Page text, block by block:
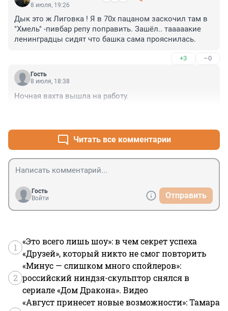
8 июля, 19:26
Дык это ж Лиговка ! Я в 70х пацаном заскочил там в
"Хмель" -пивбар репу поправить. Зашёл.. тааааакие
ленинградцы сидят что башка сама прояснилась.
+3 –0
Гость
8 июля, 18:38
Ночная вахта вышла на работу.
Читать все комментарии
Гость
Войти
Отправить
1
«Это всего лишь шоу»: в чем секрет успеха
«Друзей», который никто не смог повторить
2
«Минус — слишком много спойлеров»:
российский ниндзя-скульптор снялся в
сериале «Дом Дракона». Видео
«Август принесет новые возможности»: Тамара